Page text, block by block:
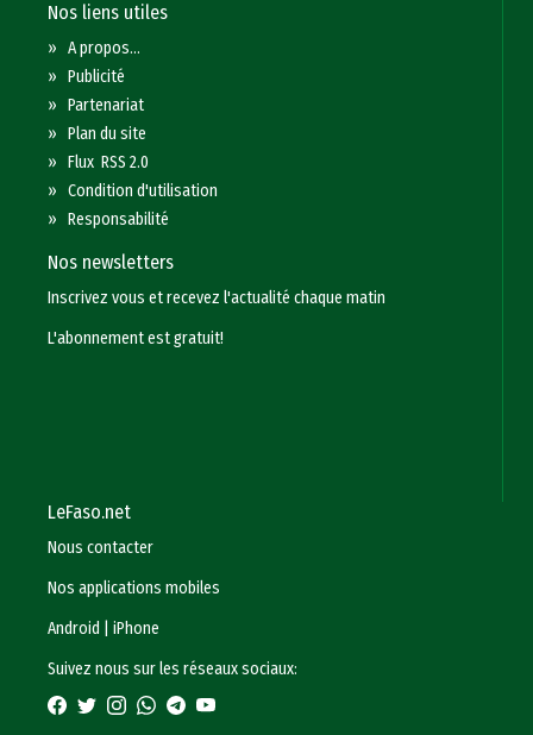
Nos liens utiles
»A propos...
»Publicité
»Partenariat
»Plan du site
»Flux RSS 2.0
»Condition d'utilisation
»Responsabilité
Nos newsletters
Inscrivez vous et recevez l'actualité chaque matin
L'abonnement est gratuit!
LeFaso.net
Nous contacter
Nos applications mobiles
Android
|iPhone
Suivez nous sur les réseaux sociaux: